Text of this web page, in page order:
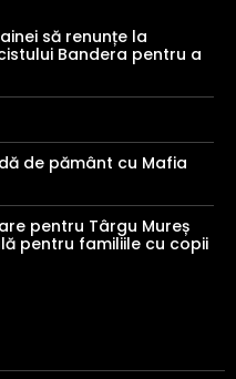
să renunțe la
Bandera pentru a
dă de pământ cu Mafia
pentru Târgu Mureș
pentru familiile cu copii